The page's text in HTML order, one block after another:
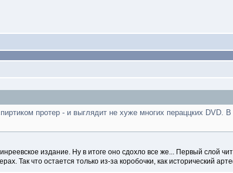
протер - и выглядит не хуже многих пераццких DVD.
издание. Ну в итоге оно сдохло все же... Первый слой
Так что остается только из-за коробочки, как исторический